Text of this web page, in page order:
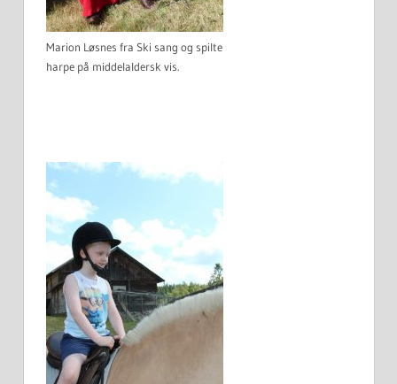
Marion Løsnes fra Ski sang og spilte
harpe på middelaldersk vis.